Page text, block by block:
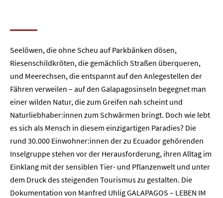
Seelöwen, die ohne Scheu auf Parkbänken dösen,
Riesenschildkröten, die gemächlich Straßen überqueren,
und Meerechsen, die entspannt auf den Anlegestellen der
Fähren verweilen – auf den Galapagosinseln begegnet man
einer wilden Natur, die zum Greifen nah scheint und
Naturliebhaber:innen zum Schwärmen bringt. Doch wie lebt
es sich als Mensch in diesem einzigartigen Paradies? Die
rund 30.000 Einwohner:innen der zu Ecuador gehörenden
Inselgruppe stehen vor der Herausforderung, ihren Alltag im
Einklang mit der sensiblen Tier- und Pflanzenwelt und unter
dem Druck des steigenden Tourismus zu gestalten. Die
Dokumentation von Manfred Uhlig GALAPAGOS – LEBEN IM